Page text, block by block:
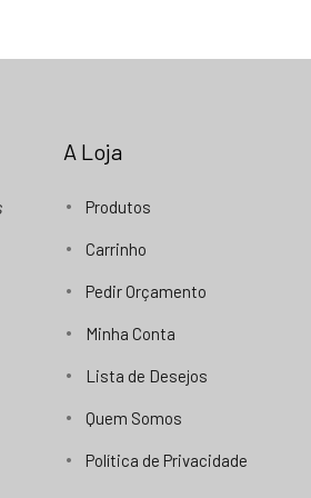
A Loja
Produtos
Carrinho
Pedir Orçamento
Minha Conta
Lista de Desejos
Quem Somos
Política de Privacidade